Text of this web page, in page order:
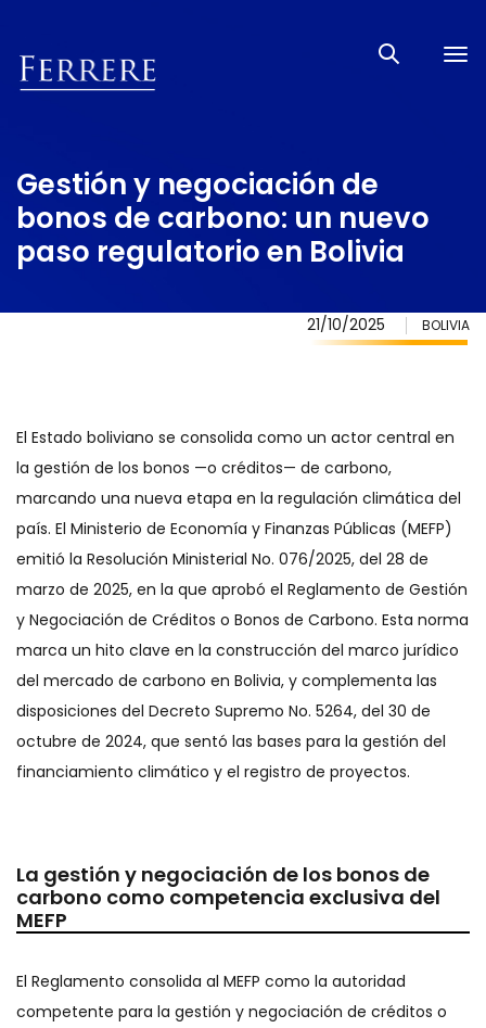
Gestión y negociación de
bonos de carbono: un nuevo
paso regulatorio en Bolivia
21/10/2025 BOLIVIA
El Estado boliviano se consolida como un actor central en
la gestión de los bonos —o créditos— de carbono,
marcando una nueva etapa en la regulación climática del
país. El Ministerio de Economía y Finanzas Públicas (MEFP)
emitió la Resolución Ministerial No. 076/2025, del 28 de
marzo de 2025, en la que aprobó el Reglamento de Gestión
y Negociación de Créditos o Bonos de Carbono. Esta norma
marca un hito clave en la construcción del marco jurídico
del mercado de carbono en Bolivia, y complementa las
disposiciones del Decreto Supremo No. 5264, del 30 de
octubre de 2024, que sentó las bases para la gestión del
financiamiento climático y el registro de proyectos.
La gestión y negociación de los bonos de
carbono como competencia exclusiva del
MEFP
El Reglamento consolida al MEFP como la autoridad
competente para la gestión y negociación de créditos o